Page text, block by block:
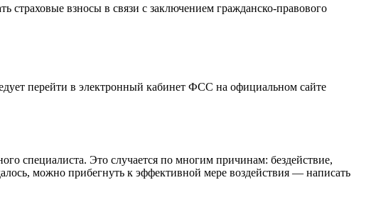
страховые взносы в связи с заключением гражданско-правового
перейти в электронный кабинет ФСС на официальном сайте
специалиста. Это случается по многим причинам: бездействие,
можно прибегнуть к эффективной мере воздействия — написать